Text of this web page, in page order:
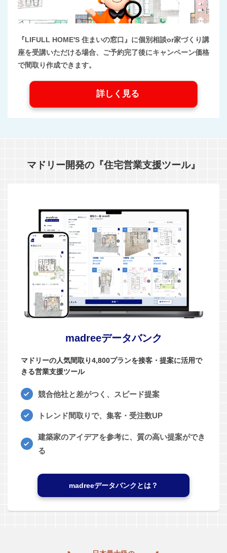
『LIFULL HOME'S 住まいの窓口』に個別相談or家づくり講
座を受講いただける場合、ご予約完了後にキャンペーン価格
で間取り作成できます。
詳しく見る
マドリー開発の『住宅営業支援ツール』
madreeデータバンク
マドリーの人気間取り4,800プランを接客・提案に活用で
きる営業支援ツール
競合他社と差がつく、スピード提案
トレンド間取りで、集客・受注数UP
建築家のアイデアを参考に、質の高い提案ができ
る
madreeデータバンクとは？